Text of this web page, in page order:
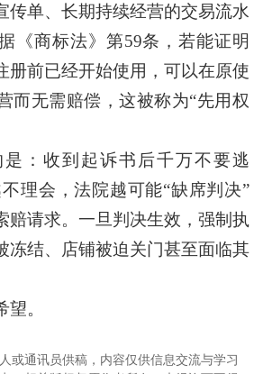
传单、长期持续经营的交易流水
《商标法》第59条，若能证明
册前已经开始使用，可以在原使
而无需赔偿，这被称为“先用权
收到起诉书后千万不要逃
理会，法院越可能“缺席判决”
赔请求。一旦判决生效，强制执
冻结、店铺被迫关门甚至面临其
。
或通讯员供稿，内容仅供信息交流与学习